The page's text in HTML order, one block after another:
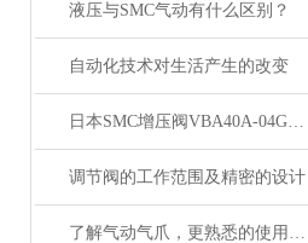
液压与SMC气动有什么区别？
自动化技术对生活产生的改变
日本SMC增压阀VBA40A-04GN和VBA42A-04GN 及VBA43A-04GN
调节阀的工作范围及精密的设计
了解气动气爪，更熟悉的使用SMC齐气动气爪